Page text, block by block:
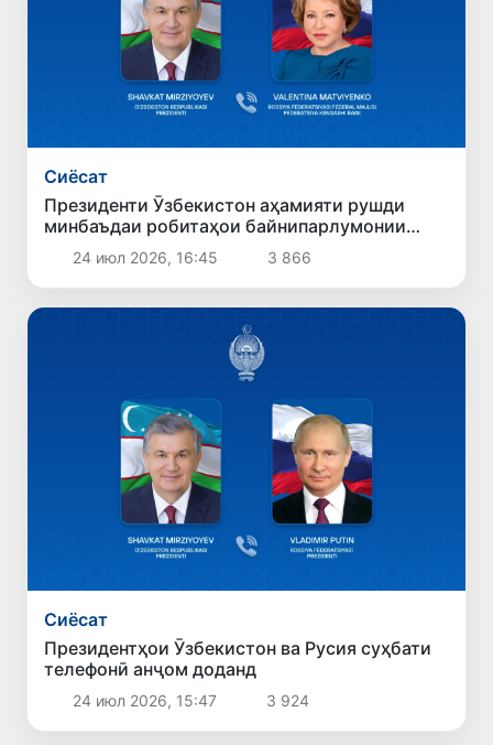
Сиёсат
Президенти Ӯзбекистон аҳамияти рушди
минбаъдаи робитаҳои байнипарлумонии
Ӯзбекистону Русияро таъкид кард
24 июл 2026, 16:45 3 866
Сиёсат
Президентҳои Ӯзбекистон ва Русия суҳбати
телефонӣ анҷом доданд
24 июл 2026, 15:47 3 924